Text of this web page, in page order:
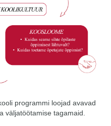
programmi loojad avavad
väljatöötamise tagamaid.